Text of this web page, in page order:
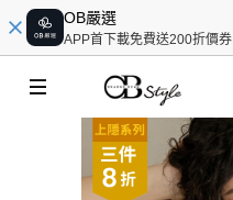
OB嚴選
APP首下載免費送200折價券